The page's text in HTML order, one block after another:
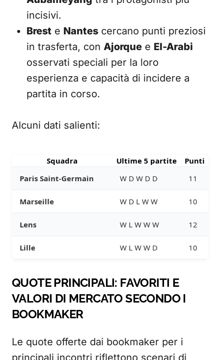
incisivi.
Brest e Nantes cercano punti preziosi
in trasferta, con Ajorque e El-Arabi
osservati speciali per la loro
esperienza e capacità di incidere a
partita in corso.
Alcuni dati salienti:
Squadra Ultime 5 partite
Punti
Paris Saint-Germain
W D W D D 11
Marseille W D L W W 10
Lens W L W W W 12
Lille W L W W D 10
QUOTE PRINCIPALI: FAVORITI E
VALORI DI MERCATO SECONDO I
BOOKMAKER
Le quote offerte dai bookmaker per i
principali incontri riflettono scenari di